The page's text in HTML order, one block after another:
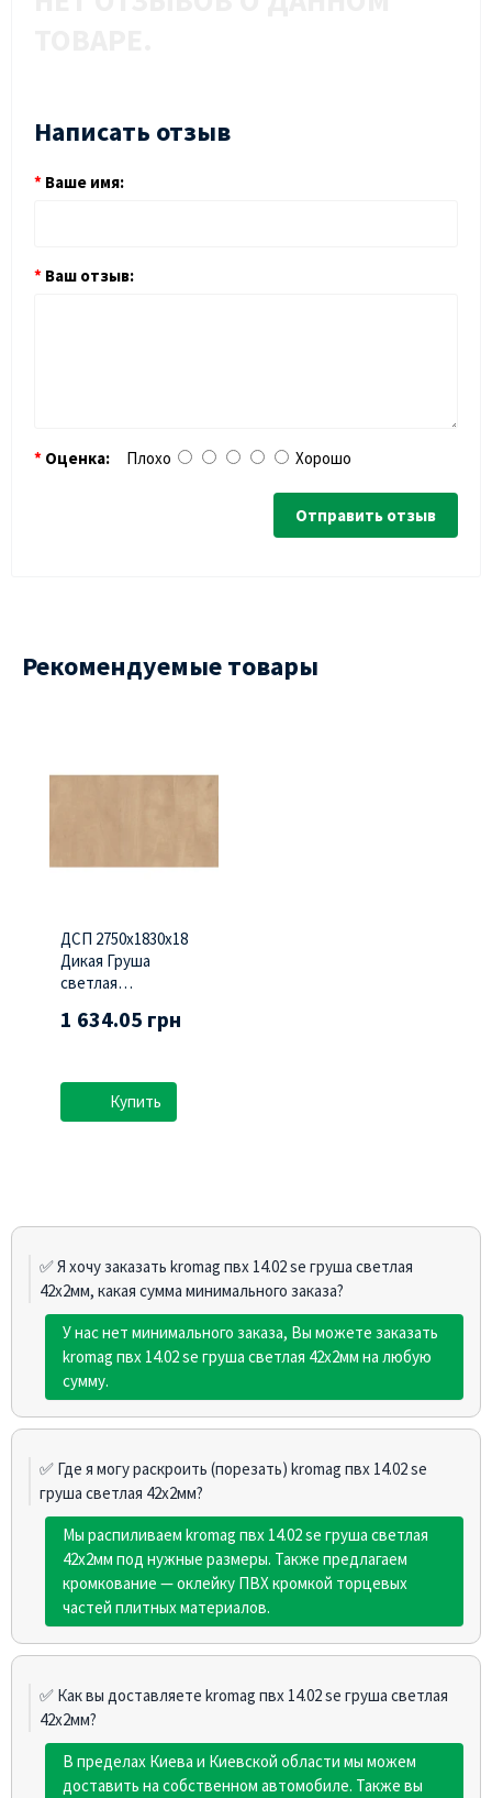
Написать отзыв
Ваше имя:
Ваш отзыв:
Оценка: Плохо Хорошо
Отправить отзыв
Рекомендуемые товары
ДСП 2750х1830х18
Дикая Груша
светлая
(Swisspan)
1 634.05 грн
Купить
✅ Я хочу заказать kromag пвх 14.02 sе груша светлая
42х2мм, какая сумма минимального заказа?
У нас нет минимального заказа, Вы можете заказать
kromag пвх 14.02 sе груша светлая 42х2мм на любую
сумму.
✅ Где я могу раскроить (порезать) kromag пвх 14.02 sе
груша светлая 42х2мм?
Мы распиливаем kromag пвх 14.02 sе груша светлая
42х2мм под нужные размеры. Также предлагаем
кромкование — оклейку ПВХ кромкой торцевых
частей плитных материалов.
✅ Как вы доставляете kromag пвх 14.02 sе груша светлая
42х2мм?
В пределах Киева и Киевской области мы можем
доставить на собственном автомобиле. Также вы